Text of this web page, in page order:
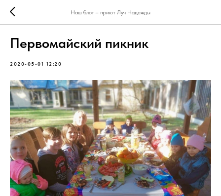
Наш блог – приют Луч Надежды
Первомайский пикник
2020-05-01 12:20